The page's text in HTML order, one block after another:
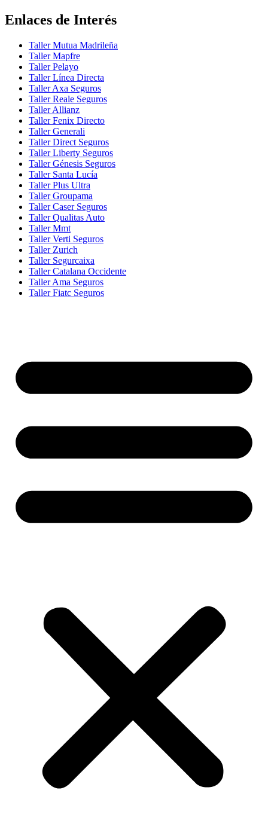
Enlaces de Interés
Taller Mutua Madrileña
Taller Mapfre
Taller Pelayo
Taller Línea Directa
Taller Axa Seguros
Taller Reale Seguros
Taller Allianz
Taller Fenix Directo
Taller Generali
Taller Direct Seguros
Taller Liberty Seguros
Taller Génesis Seguros
Taller Santa Lucía
Taller Plus Ultra
Taller Groupama
Taller Caser Seguros
Taller Qualitas Auto
Taller Mmt
Taller Verti Seguros
Taller Zurich
Taller Segurcaixa
Taller Catalana Occidente
Taller Ama Seguros
Taller Fiatc Seguros